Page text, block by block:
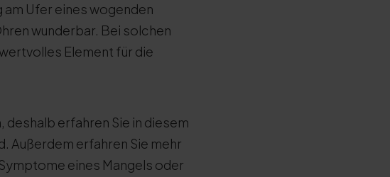
am Ufer eines wogenden
wunderbar. Bei solchen
Element für die
deshalb erfahren Sie in diesem
Außerdem erfahren Sie mehr
eines Mangels oder